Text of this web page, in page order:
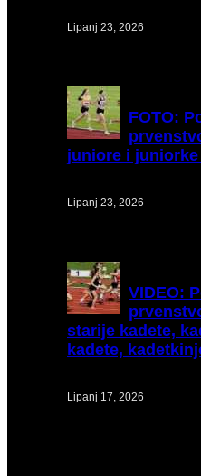
Lipanj 23, 2026
FOTO:
juniore i juniorke
Lipanj 23, 2026
VIDEO:
starije kadete,
kadete,
Lipanj 17, 2026